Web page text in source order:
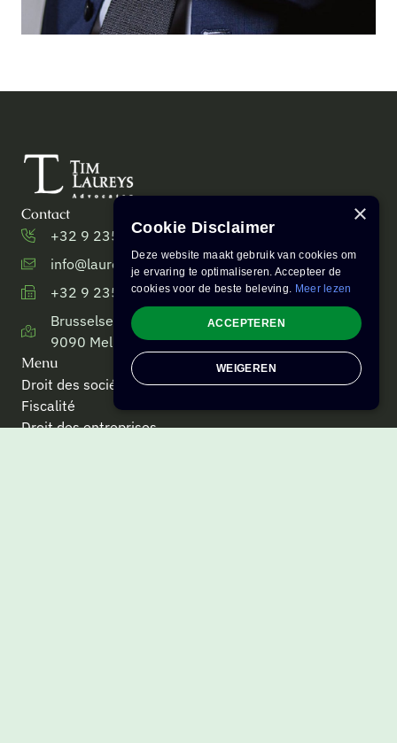
Contact
+32 9 235 27 57 [telefoon]
info@laureys.net
+32 9 235 27 50 [fax]
Brusselsesteenweg 233,
9090 Melle, Belgique
Menu
Droit des sociétés
Fiscalité
Droit des entreprises
×
Cookie Disclaimer
Deze website maakt gebruik van cookies om
je ervaring te optimaliseren. Accepteer de
cookies voor de beste beleving. Meer lezen
ACCEPTEREN
WEIGEREN